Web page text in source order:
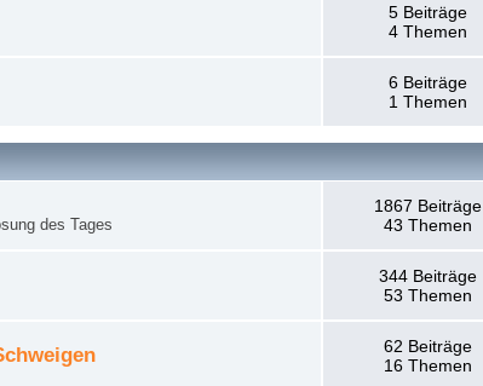
5 Beiträge
4 Themen
6 Beiträge
1 Themen
des Tages
1867 Beiträge
43 Themen
344 Beiträge
53 Themen
62 Beiträge
16 Themen